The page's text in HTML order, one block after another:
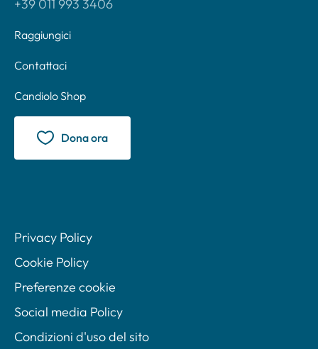
+39 011 993 3406
Raggiungici
Contattaci
Candiolo Shop
Dona ora
Privacy Policy
Cookie Policy
Preferenze cookie
Social media Policy
Condizioni d'uso del sito